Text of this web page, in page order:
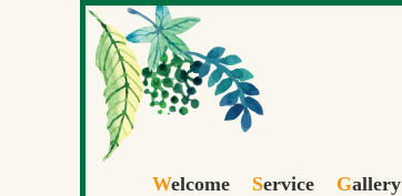
Welcome Service Gallery